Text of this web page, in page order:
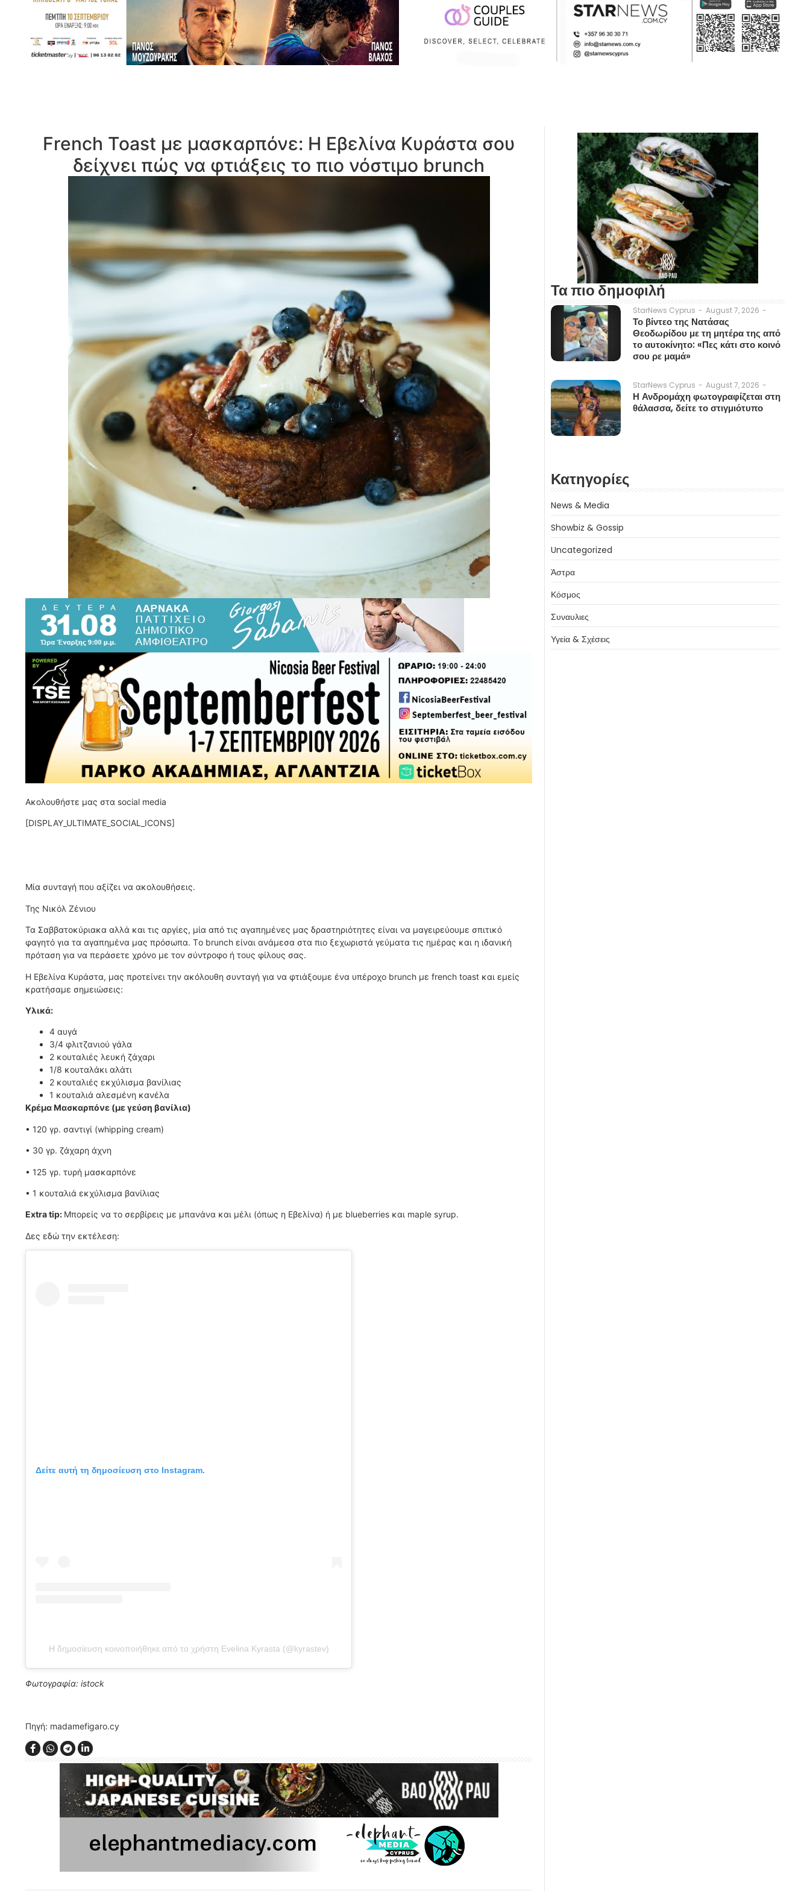
French Toast με μασκαρπόνε: Η Εβελίνα Κυράστα σου
δείχνει πώς να φτιάξεις το πιο νόστιμο brunch
Ακολουθήστε μας στα social media
[DISPLAY_ULTIMATE_SOCIAL_ICONS]
Μία συνταγή που αξίζει να ακολουθήσεις.
Της Νικόλ Ζένιου
Τα Σαββατοκύριακα αλλά και τις αργίες, μία από τις αγαπημένες μας δραστηριότητες είναι να μαγειρεύουμε σπιτικό
φαγητό για τα αγαπημένα μας πρόσωπα. Tο brunch είναι ανάμεσα στα πιο ξεχωριστά γεύματα τις ημέρας και η ιδανική
πρόταση για να περάσετε χρόνο με τον σύντροφο ή τους φίλους σας.
Η Εβελίνα Κυράστα, μας προτείνει την ακόλουθη συνταγή για να φτιάξουμε ένα υπέροχο brunch με french toast και εμείς
κρατήσαμε σημειώσεις:
Υλικά:
4 αυγά
3/4 φλιτζανιού γάλα
2 κουταλιές λευκή ζάχαρι
1/8 κουταλάκι αλάτι
2 κουταλιές εκχύλισμα βανίλιας
1 κουταλιά αλεσμένη κανέλα
Κρέμα Μασκαρπόνε (με γεύση βανίλια)
• 120 γρ. σαντιγί (whipping cream)
• 30 γρ. ζάχαρη άχνη
• 125 γρ. τυρή μασκαρπόνε
• 1 κουταλιά εκχύλισμα βανίλιας
Extra tip: Μπορείς να το σερβίρεις με μπανάνα και μέλι (όπως η Εβελίνα) ή με blueberries και maple syrup.
Δες εδώ την εκτέλεση:
Δείτε αυτή τη δημοσίευση στο Instagram.
Η δημοσίευση κοινοποιήθηκε από το χρήστη Evelina Kyrasta (@kyrastev)
Φωτογραφία: istock
Πηγή: madamefigaro.cy
Τα πιο δημοφιλή
StarNews Cyprus - August 7, 2026 -
Το βίντεο της Νατάσας
Θεοδωρίδου με τη μητέρα της από
το αυτοκίνητο: «Πες κάτι στο κοινό
σου ρε μαμά»
StarNews Cyprus - August 7, 2026 -
Η Ανδρομάχη φωτογραφίζεται στη
θάλασσα, δείτε το στιγμιότυπο
Κατηγορίες
News & Media
Showbiz & Gossip
Uncategorized
Άστρα
Κόσμος
Συναυλιες
Υγεία & Σχέσεις